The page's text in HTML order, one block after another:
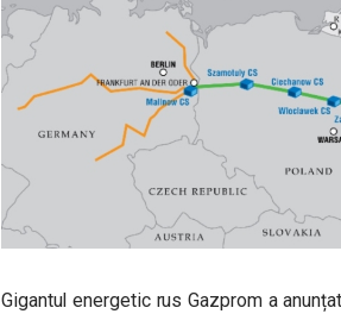
Gigantul energetic rus Gazprom a